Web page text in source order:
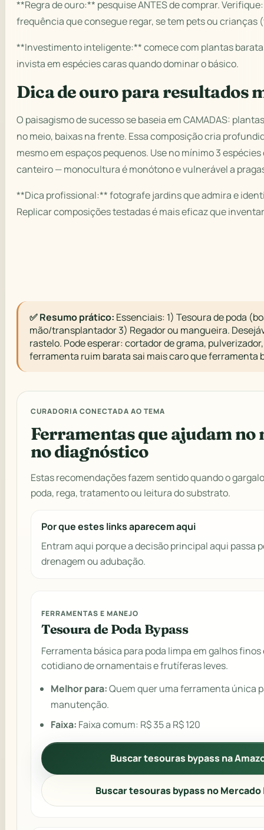
**Regra de ouro:** pesquise ANTES de comprar.
frequência que consegue regar, se tem pets ou crianças
**Investimento inteligente:** comece com plantas
invista em espécies caras quando dominar o básico.
Dica de ouro para resultados
O paisagismo de sucesso se baseia em CAMADAS:
no meio, baixas na frente. Essa composição cria
mesmo em espaços pequenos. Use no mínimo 3
canteiro — monocultura é monótono e vulnerável a
**Dica profissional:** fotografe jardins que admira e
Replicar composições testadas é mais eficaz que
✅ Resumo prático: Essenciais: 1) Tesoura de poda
mão/transplantador 3) Regador ou mangueira.
rastelo. Pode esperar: cortador de grama,
ferramenta ruim barata sai mais caro que ferramenta
CURADORIA CONECTADA AO TEMA
Ferramentas que ajudam no
no diagnóstico
Estas recomendações fazem sentido quando o
poda, rega, tratamento ou leitura do substrato.
Por que estes links aparecem aqui
Entram aqui porque a decisão principal aqui passa
drenagem ou adubação.
FERRAMENTAS E MANEJO
Tesoura de Poda Bypass
Ferramenta básica para poda limpa em galhos finos
cotidiano de ornamentais e frutíferas leves.
Melhor para:Quem quer uma ferramenta única
manutenção.
Faixa: Faixa comum: R$ 35 a R$ 120
Buscar tesouras bypass na
Buscar tesouras bypass no